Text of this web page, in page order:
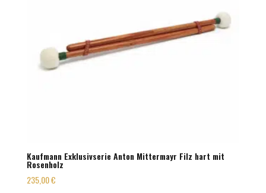
Kaufmann Exklusivserie Anton Mittermayr Filz hart mit
Rosenholz
235,00€